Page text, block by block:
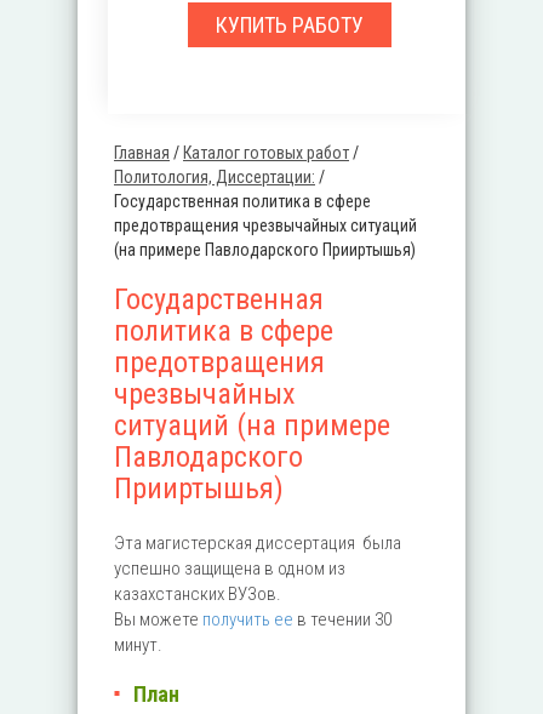
Вы здесь
Главная / Каталог готовых работ/
Политология, Диссертации: /
Государственная политика в сфере
предотвращения чрезвычайных ситуаций
(на примере Павлодарского Прииртышья)
Государственная
политика в сфере
предотвращения
чрезвычайных
ситуаций (на примере
Павлодарского
Прииртышья)
Эта магистерская диссертация была
успешно защищена в одном из
казахстанских ВУЗов.
Вы можете получить ее в течении 30
минут.
План
КУПИТЬ РАБОТУ